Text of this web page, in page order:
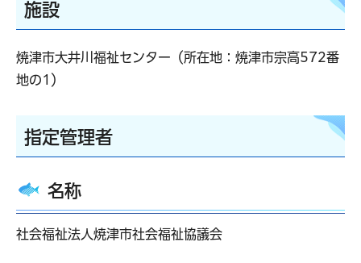
施設
焼津市大井川福祉センター（所在地：焼津市宗高572番
地の1）
指定管理者
名称
社会福祉法人焼津市社会福祉協議会